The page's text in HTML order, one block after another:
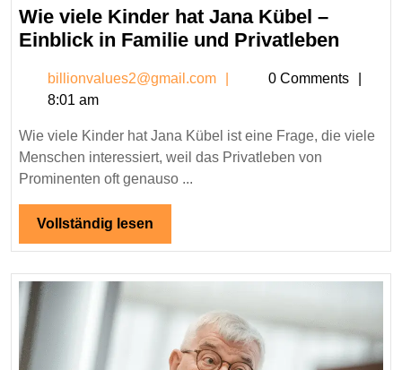
1,
2026
Wie viele Kinder hat Jana Kübel –
Einblick in Familie und Privatleben
Kinder
Jana
und
billionvalues2@gmail.com
0 Comments
8:01 am
Wie viele Kinder hat Jana Kübel ist eine Frage, die viele
Menschen interessiert, weil das Privatleben von
Prominenten oft genauso ...
Vollständig lesen
lesen